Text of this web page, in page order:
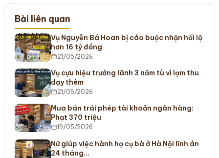
Bài liên quan
Vụ Nguyễn Bá Hoan bị cáo buộc nhận hối lộ
hơn 16 tỷ đồng
21/05/2026
Vụ cựu hiệu trưởng lãnh 3 năm tù vì lạm thu
dạy thêm
21/05/2026
Mua bán trái phép tài khoản ngân hàng:
Phạt 370 triệu
19/05/2026
Nữ giúp việc hành hạ cụ bà ở Hà Nội lĩnh án
24 tháng…